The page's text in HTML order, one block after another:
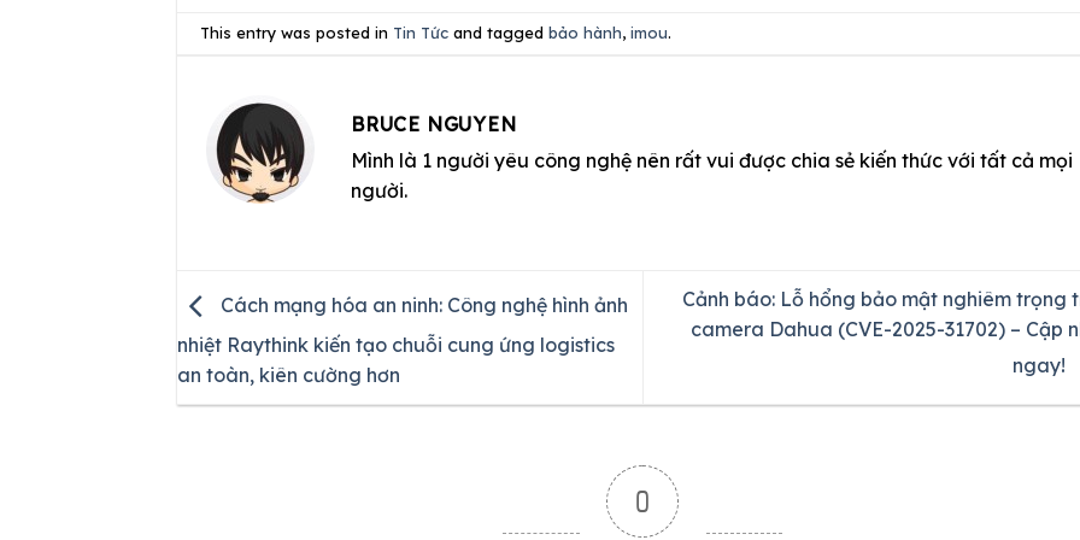
This entry was posted in Tin Tức and taggedbảo hành,imou.
BRUCE NGUYEN
Mình là 1 người yêu công nghệ nên rất vui được chia sẻ kiến thức với tất cả mọi
người.
Cách mạng hóa an ninh: Công nghệ hình ảnh
nhiệt Raythink kiến tạo chuỗi cung ứng logistics
an toàn, kiên cường hơn
Cảnh báo: Lỗ hổng bảo mật nghiêm trọng
camera Dahua (CVE-2025-31702) – Cập
ngay!
0